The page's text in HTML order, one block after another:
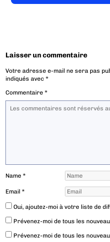
Laisser un commentaire
Votre adresse e-mail ne sera pas
indiqués avec*
Commentaire*
Name*
Email*
Oui, ajoutez-moi à votre liste de
Prévenez-moi de tous les
Prévenez-moi de tous les